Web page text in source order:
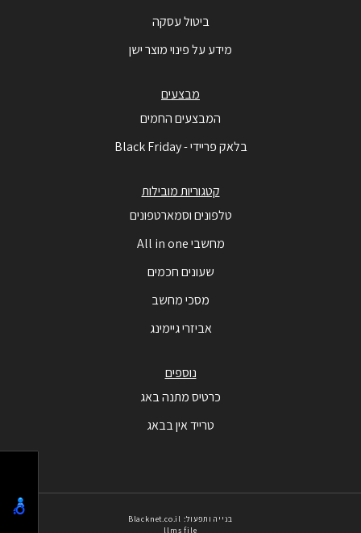
ביטול עסקה
מידע על פינוי מוצר ישן
מבצעים
המבצעים החמים
בלאק פריידי - Black Friday
קטגוריות מובילות
טלפונים וסמארטפונים
מחשבי All in one
שעונים חכמים
מסכי מחשב
אביזרי גיימינג
נוספים
כרטיס מתנה באג
טרייד אין בבאג
בנייה ותפעול: Blacknet.co.il
llms file